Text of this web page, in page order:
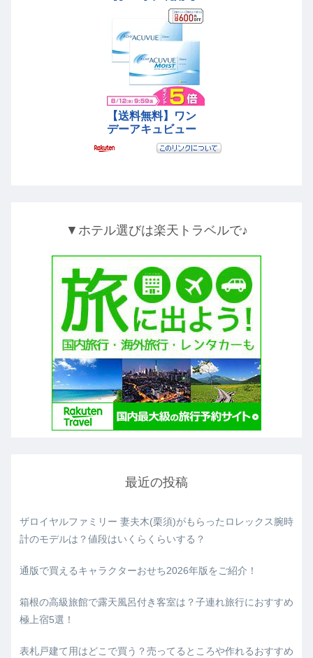
▼ホテル選びは楽天トラベルで♪
最近の投稿
ザロイヤルファミリー 妻夫木(栗須)がもらったロレックス腕時
計のモデルは？値段はいくらくらいする？
通版で買えるキャラクターおせち2026年版をご紹介！
箱根の高級旅館で露天風呂付き客室は？子連れ旅行におすすめ
極上宿5選！
表札戸建て用はどこで買う？売ってるところや作れるおすすめ